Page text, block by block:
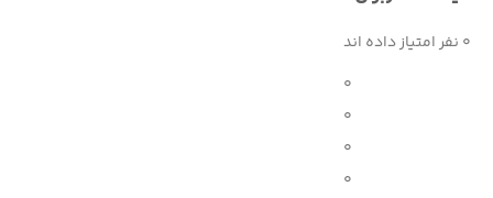
0 نفر امتیاز داده اند
0
0
0
0